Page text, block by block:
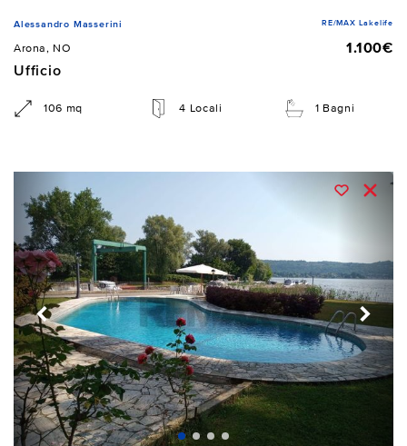
Alessandro Masserini RE/MAX Lakelife
Arona, NO
1.100€
Ufficio
106 mq 4 Locali 1 Bagni